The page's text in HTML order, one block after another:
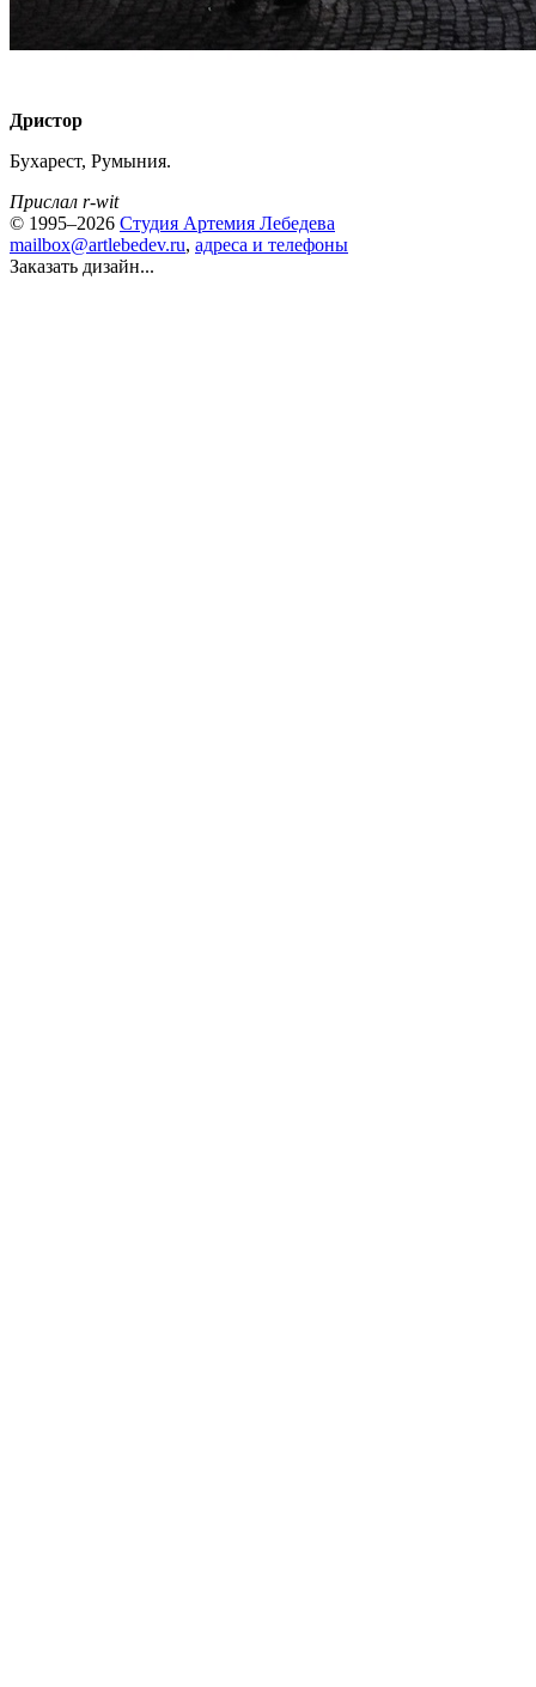
Дристор
Бухарест, Румыния.
Прислал r-wit
© 1995–2026 Студия Артемия Лебедева
mailbox@artlebedev.ru, адреса и телефоны
Заказать дизайн...